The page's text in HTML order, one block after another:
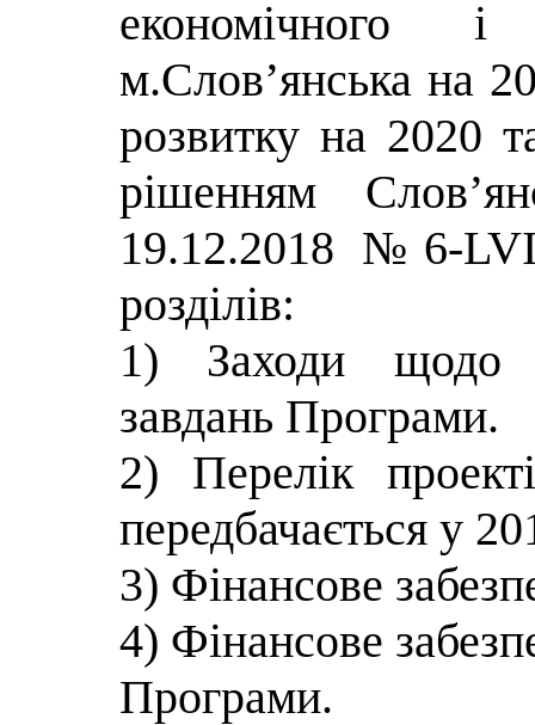
економічного і
м.Слов’янська на
розвитку на 2020
рішенням
19.12.2018 №6-
розділів:
1) Заходи щодо
завдань Програми.
2) Перелік
передбачається у
3) Фінансове
4) Фінансове
Програми.